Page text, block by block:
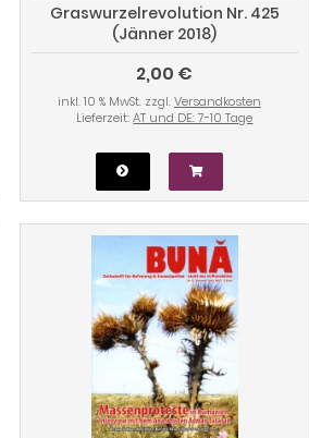
Graswurzelrevolution Nr. 425
(Jänner 2018)
2,00 €
inkl. 10 % MwSt. zzgl.Versandkosten
Lieferzeit:AT und DE: 7-10 Tage